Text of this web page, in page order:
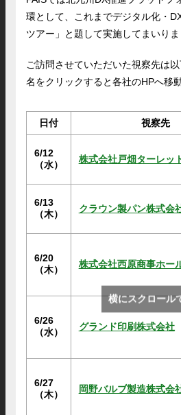
環として、これまでデジタル化・
ツアー」と題して実施してまいりま
ご訪問させていただいた視察先は
名をクリックすると各社のHPへ移
日付 視察先
6/12
（水）
株式会社戸畑ターレッ
6/13
（木）
クラウン製パン株式会
6/20
（木）
株式会社西原商事ホー
6/26
（水）
グランド印刷株式会社
6/27
（木）
岡野バルブ製造株式会
横にスクロール